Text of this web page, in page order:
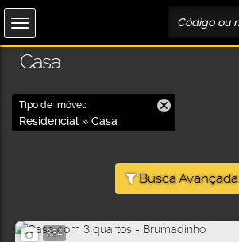
Casa
Tipo de Imóvel:
Residencial » Casa
Busca Avançada
334